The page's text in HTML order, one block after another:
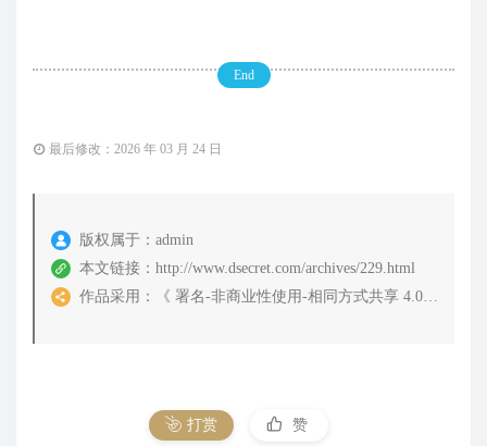
End
最后修改：2026 年 03 月 24 日
版权属于： admin
本文链接： http://www.dsecret.com/archives/229.html
作品采用：
《 署名-非商业性使用-相同方式共享 4.0 国际 (CC BY-NC-SA 4.0)
打赏 赞